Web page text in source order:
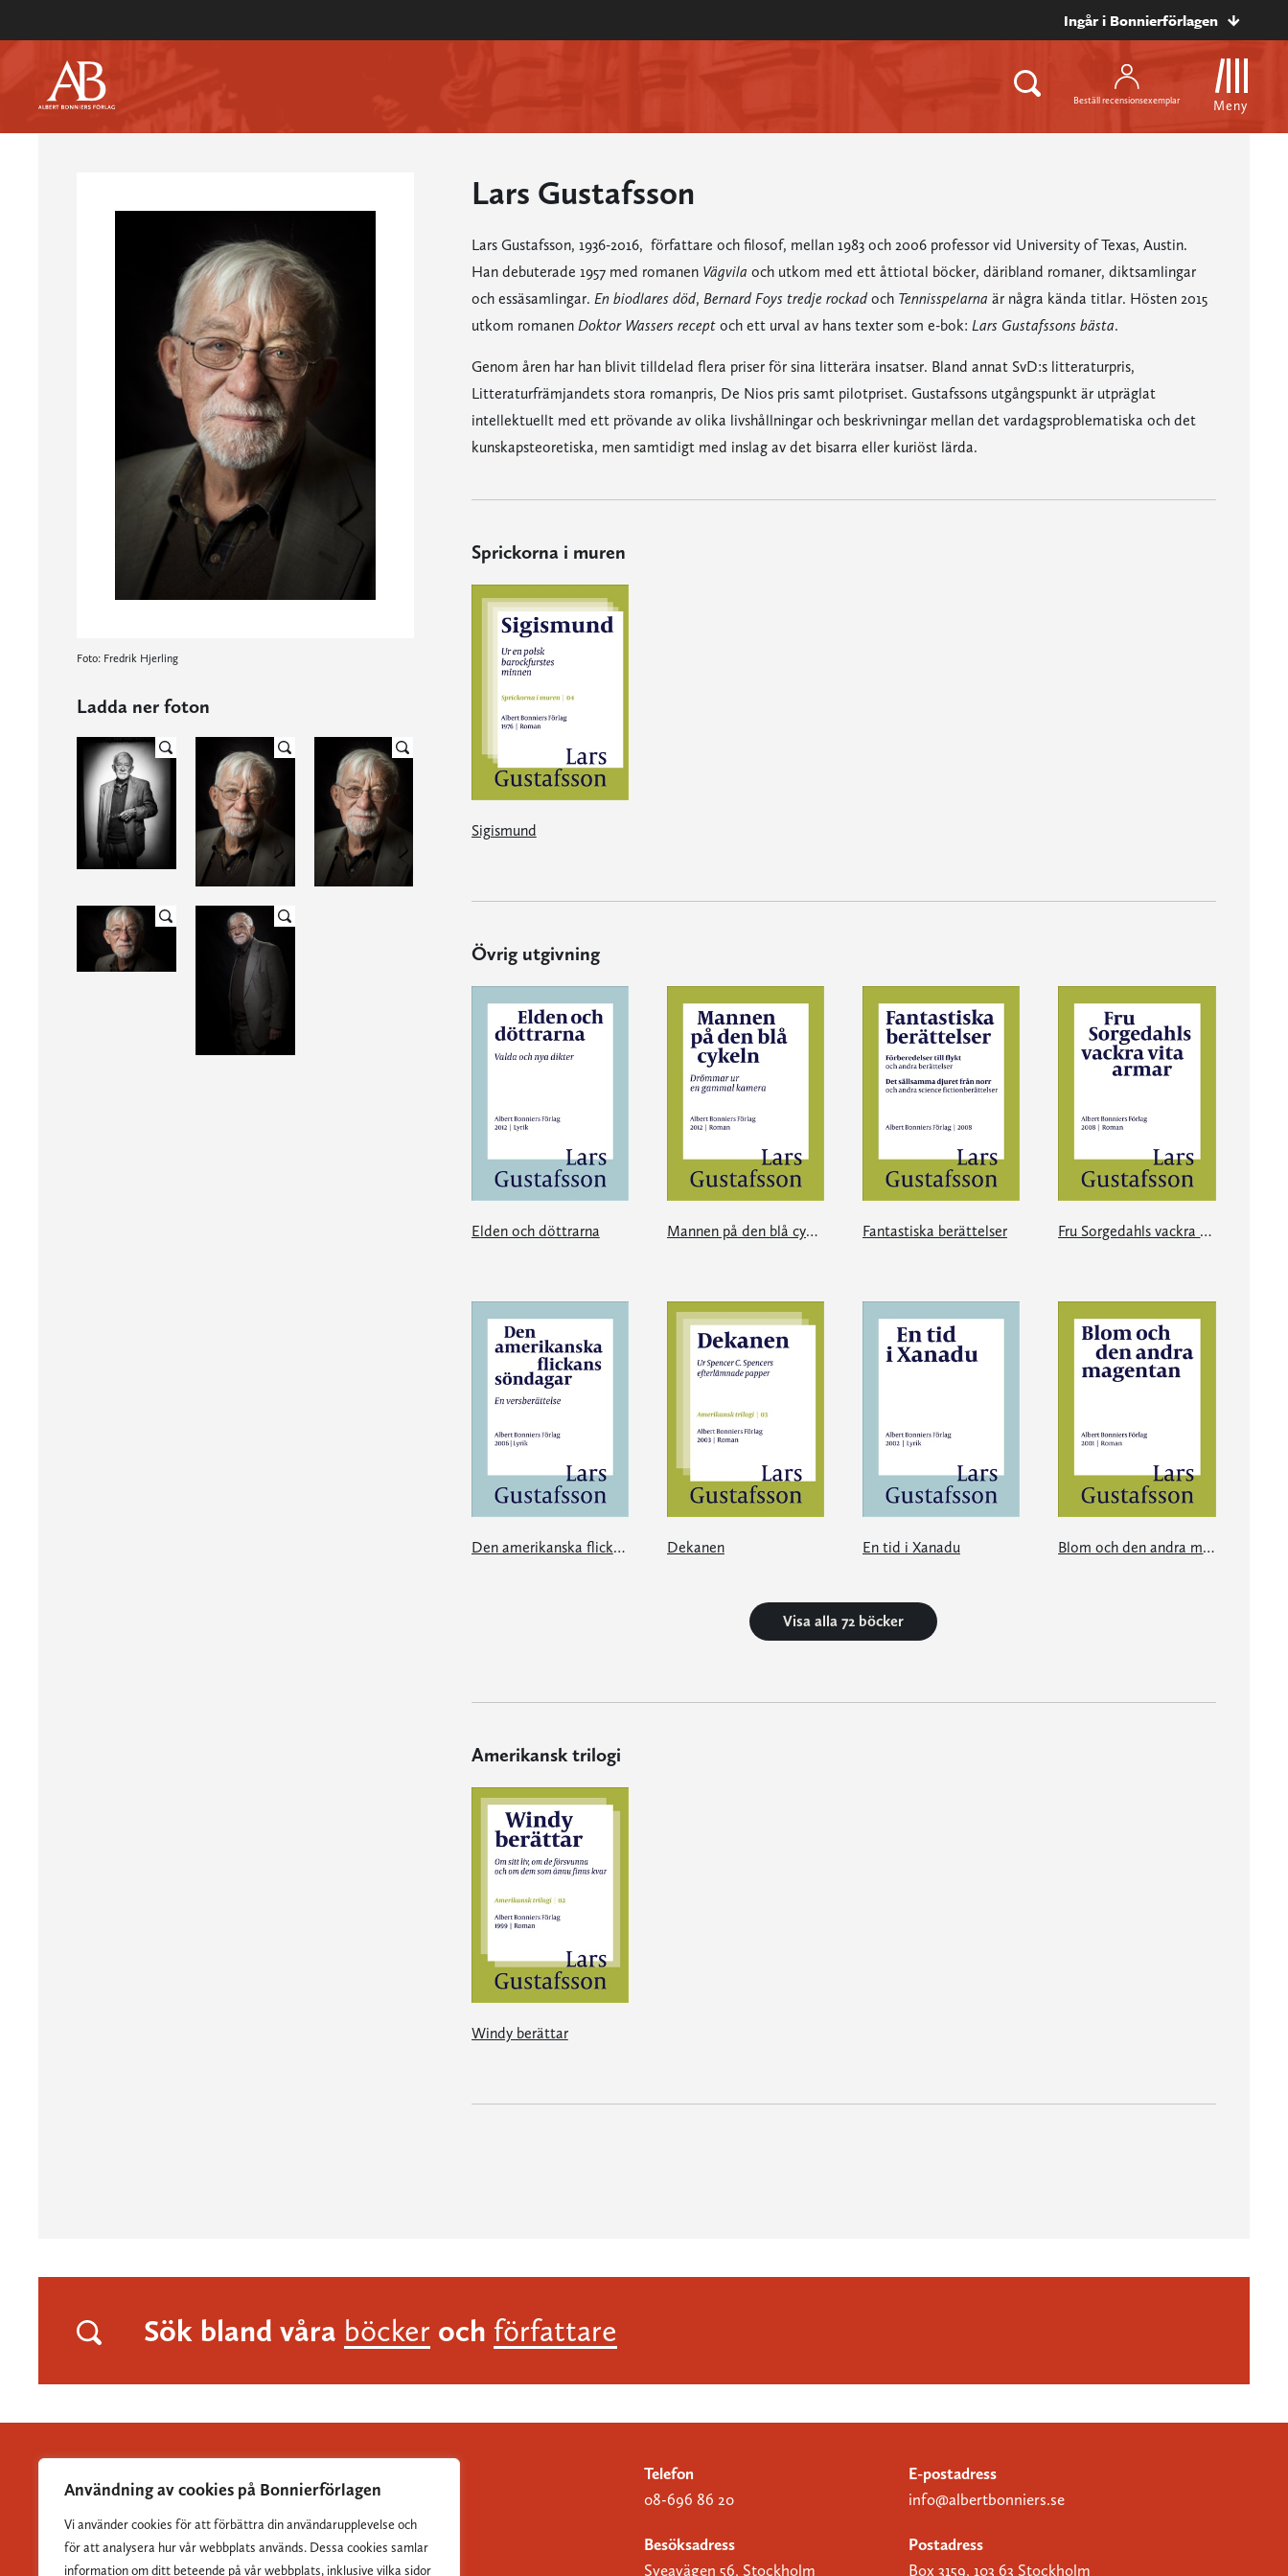
Användning av cookies på Bonnierförlagen
Vi använder cookies för att förbättra din användarupplevelse och
för att analysera hur vår webbplats används. Dessa cookies samlar
information om ditt beteende på vår webbplats, inklusive vilka sidor
Ingår i Bonnierförlagen
Beställ recensionsexemplar Meny
Foto: Fredrik Hjerling
Ladda ner foton
Lars Gustafsson
Lars Gustafsson, 1936-2016, författare och filosof, mellan 1983 och 2006 professor vid University of Texas, Austin.
Han debuterade 1957 med romanen Vägvila och utkom med ett åttiotal böcker, däribland romaner, diktsamlingar
och essäsamlingar. En biodlares död, Bernard Foys tredje rockad och Tennisspelarna är några kända titlar. Hösten 2015
utkom romanenDoktor Wassers recept och ett urval av hans texter som e-bok: Lars Gustafssons bästa.
Genom åren har han blivit tilldelad flera priser för sina litterära insatser. Bland annat SvD:s litteraturpris,
Litteraturfrämjandets stora romanpris, De Nios pris samt pilotpriset. Gustafssons utgångspunkt är utpräglat
intellektuellt med ett prövande av olika livshållningar och beskrivningar mellan det vardagsproblematiska och det
kunskapsteoretiska, men samtidigt med inslag av det bisarra eller kuriöst lärda.
Sprickorna i muren
Sigismund
Övrig utgivning
Elden och döttrarna Mannen på den blå cykeln Fantastiska berättelser Fru Sorgedahls vackra vita armar
Den amerikanska flickans söndagar Dekanen En tid i Xanadu Blom och den andra magentan
Visa alla 72 böcker
Amerikansk trilogi
Windy berättar
Sök bland våra böcker och författare
Albert Bonniers Förlag grundades 1837 och är Sveriges
största skönlitterära förlag.
Telefon
08-696 86 20
E-postadress
info@albertbonniers.se
Besöksadress
Sveavägen 56, Stockholm
Postadress
Box 3159, 103 63 Stockholm